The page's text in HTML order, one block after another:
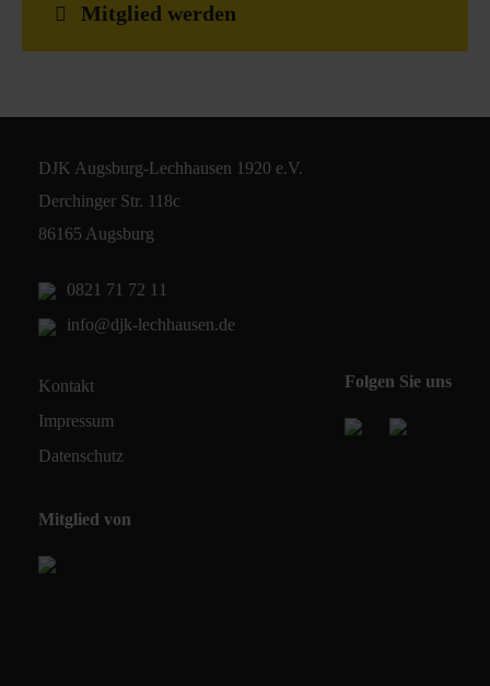
Mitglied werden
DJK Augsburg-Lechhausen 1920 e.V.
Derchinger Str. 118c
86165 Augsburg
0821 71 72 11
info@djk-lechhausen.de
Kontakt
Impressum
Datenschutz
Folgen Sie uns
Mitglied von